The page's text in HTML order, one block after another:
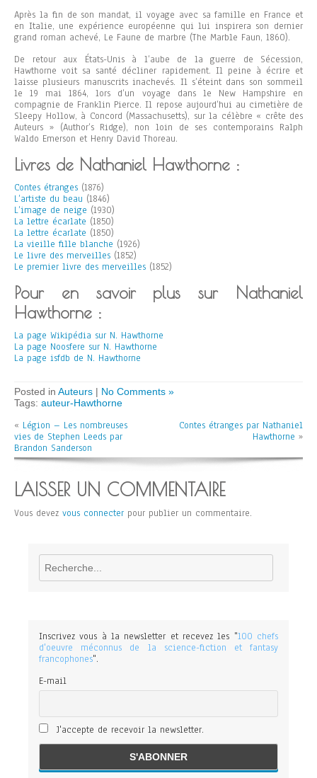
Après la fin de son mandat, il voyage avec sa famille en France et
en Italie, une expérience européenne qui lui inspirera son dernier
grand roman achevé, Le Faune de marbre (The Marble Faun, 1860).
De retour aux États-Unis à l’aube de la guerre de Sécession,
Hawthorne voit sa santé décliner rapidement. Il peine à écrire et
laisse plusieurs manuscrits inachevés. Il s’éteint dans son sommeil
le 19 mai 1864, lors d’un voyage dans le New Hampshire en
compagnie de Franklin Pierce. Il repose aujourd’hui au cimetière de
Sleepy Hollow, à Concord (Massachusetts), sur la célèbre « crête des
Auteurs » (Author’s Ridge), non loin de ses contemporains Ralph
Waldo Emerson et Henry David Thoreau.
Livres de Nathaniel Hawthorne :
Contes étranges (1876)
L’artiste du beau (1846)
L’image de neige (1930)
La lettre écarlate (1850)
La lettre écarlate (1850)
La vieille fille blanche (1926)
Le livre des merveilles (1852)
Le premier livre des merveilles (1852)
Pour en savoir plus sur Nathaniel
Hawthorne :
La page Wikipédia sur N. Hawthorne
La page Noosfere sur N. Hawthorne
La page isfdb de N. Hawthorne
Posted in Auteurs | No Comments »
Tags: auteur-Hawthorne
« Légion – Les nombreuses
vies de Stephen Leeds par
Brandon Sanderson
Contes étranges par Nathaniel
Hawthorne »
LAISSER UN COMMENTAIRE
Vous devez vous connecter pour publier un commentaire.
Rechercher
Inscrivez vous à la newsletter et recevez les "100 chefs
d'oeuvre méconnus de la science-fiction et fantasy
francophones".
E-mail
J'accepte de recevoir la newsletter.